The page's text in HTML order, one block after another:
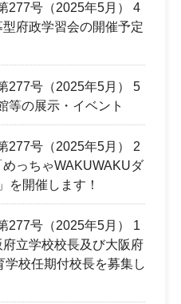
277号（2025年5月） 4
府政学習会の開催予定
277号（2025年5月） 5
等の展示・イベント
277号（2025年5月） 2
っちゃWAKUWAKUダ
を開催します！
277号（2025年5月） 1
立学校校長及び大阪府
校任期付校長を募集し